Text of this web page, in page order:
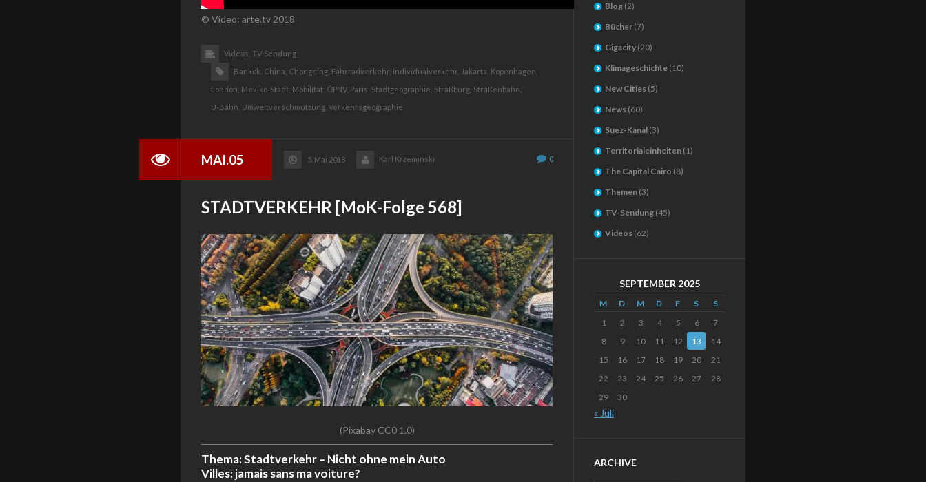
© Video: arte.tv 2018
Videos, TV-Sendung
Bankok, China, Chongqing, Fahrradverkehr, Individualverkehr, Jakarta, Kopenhagen,
London, Mexiko-Stadt, Mobilität, ÖPNV, Paris, Stadtgeographie, Straßburg, Straßenbahn,
U-Bahn, Umweltverschmutzung, Verkehrsgeographie
MAI.05 5. Mai 2018 0
Karl Krzeminski
STADTVERKEHR [MoK-Folge 568]
(Pixabay CC0 1.0)
Thema:Stadtverkehr – Nicht ohne mein Auto
Villes: jamais sans ma voiture?
Blog (2)
Bücher (7)
Gigacity (20)
Klimageschichte (10)
New Cities (5)
News (60)
Suez-Kanal (3)
Territorialeinheiten (1)
The Capital Cairo (8)
Themen (3)
TV-Sendung (45)
Videos (62)
SEPTEMBER 2025
M D M D F S
S
1
2 3 4 5 6
7
8
9 10 11 12 13
14
15
16 17 18 19 20
21
22
23 24 25 26 27
28
29
30
« Juli
ARCHIVE